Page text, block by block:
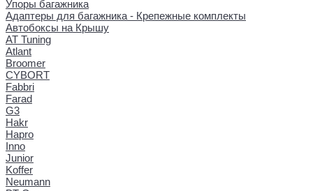
Упоры багажника
Адаптеры для багажника - Крепежные комплекты
Автобоксы на Крышу
AT Tuning
Atlant
Broomer
CYBORT
Fabbri
Farad
G3
Hakr
Hapro
Inno
Junior
Koffer
Neumann